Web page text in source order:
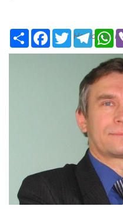
РесурсFacebook
Twitter
Надіслав: